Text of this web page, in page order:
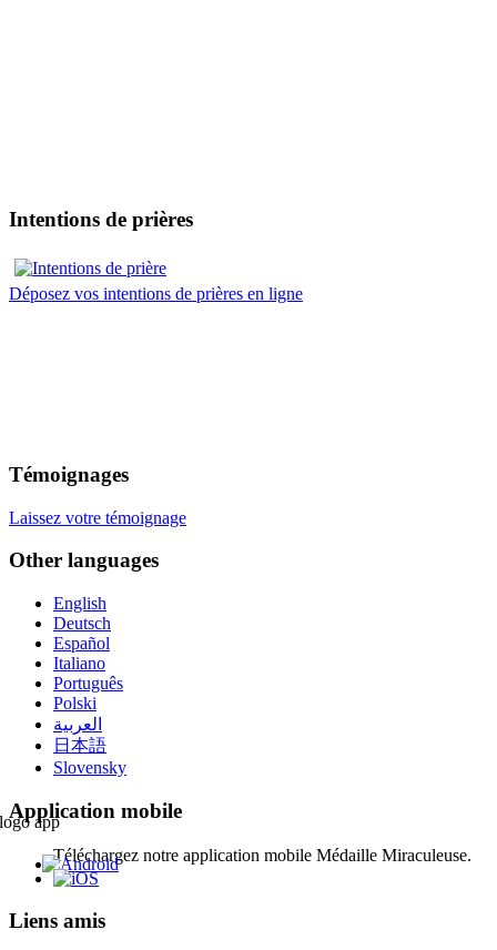
Intentions de prières
Déposez vos intentions de prières en ligne
Témoignages
Laissez votre témoignage
Other languages
English
Deutsch
Español
Italiano
Português
Polski
العربية
日本語
Slovensky
Application mobile
Téléchargez notre application mobile Médaille Miraculeuse.
Liens amis